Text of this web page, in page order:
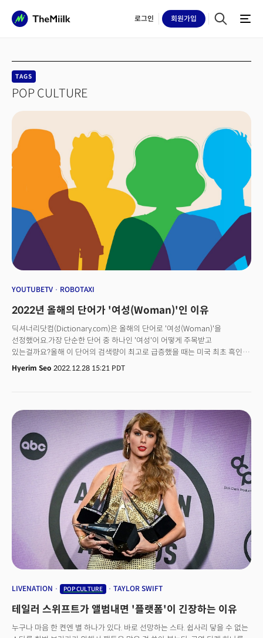
로그인 회원가입
TAGS
POP CULTURE
YOUTUBETV ROBOTAXI
2022년 올해의 단어가 '여성(Woman)'인 이유
딕셔너리닷컴(Dictionary.com)은 올해의 단어로 '여성(Woman)'을
선정했어요.가장 단순한 단어 중 하나인 '여성'이 어떻게 주목받고
있는걸까요?올해 이 단어의 검색량이 최고로 급증했을 때는 미국 최초 흑인
여성 대법관 커탄지 브라운 잭슨이 인준을 앞두고 참석한 인사청문회에서
"여성이란 단어를 정의하라"는 질문을 받았는데요. 브라운 잭슨은 "쉽게
블랙번은 "이렇게 근본적인 질문에 답을 할 수 없다는 사실은 진보적인 교육의
위험성을 강조한다"며 비판했죠.딕셔너리닷컴은 올해 '여성'이란 단어가
평소의 2배 넘게 검색됐다고 밝혔습니다.왜 사람들은 '여성'을 많이
검색했을까요. 딕셔너라딧컴은 "여성은 가장 오래된 단어 중 하나이지만,
개인의 중요성과 사회적 논쟁의 원천이 되는 단어였다"며 2022년을 대표한
사건들과 떼려야 뗄 수 없는 관계라고 설명했어요.
Hyerim Seo 2022.12.28 15:21 PDT
LIVENATION POP CULTURE TAYLOR SWIFT
테일러 스위프트가 앨범내면 '플랫폼'이 긴장하는 이유
누구나 마음 한 켠엔 별 하나가 있다. 바로 선망하는 스타. 쉽사리 닿을 수 없는